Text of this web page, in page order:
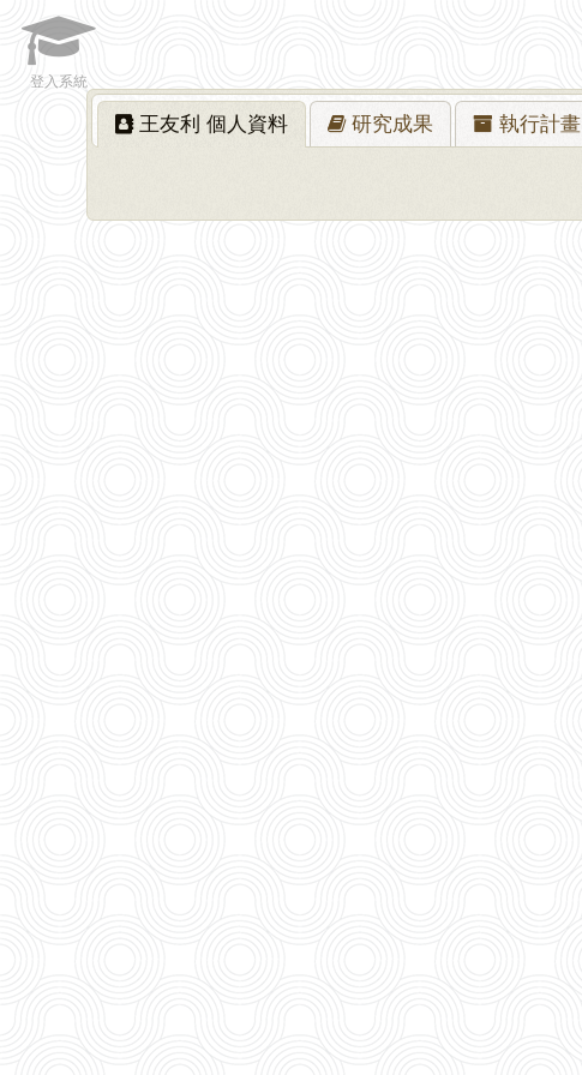
登入系統
王友利 個人資料 研究成果 執行計畫